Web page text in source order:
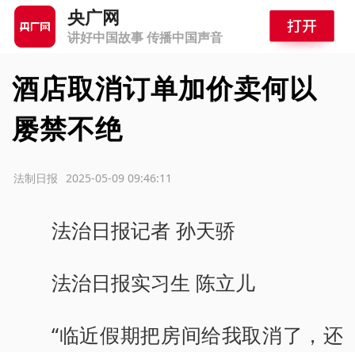
央广网
讲好中国故事 传播中国声音
酒店取消订单加价卖何以
屡禁不绝
2025-05-09 09:46:11
法制日报
法治日报记者 孙天骄
法治日报实习生 陈立儿
“临近假期把房间给我取消了，还